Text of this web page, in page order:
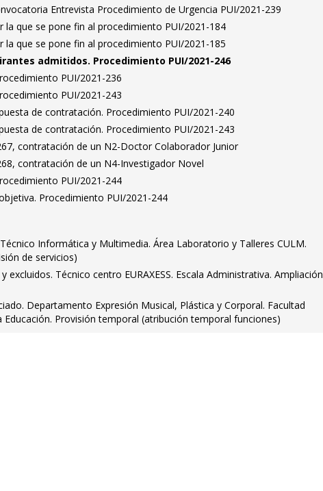
Entrevista Procedimiento de Urgencia PUI/2021-239
la que se pone fin al procedimiento PUI/2021-184
la que se pone fin al procedimiento PUI/2021-185
admitidos. Procedimiento PUI/2021-246
PUI/2021-236
PUI/2021-243
de contratación. Procedimiento PUI/2021-240
de contratación. Procedimiento PUI/2021-243
contratación de un N2-Doctor Colaborador Junior
contratación de un N4-Investigador Novel
PUI/2021-244
Procedimiento PUI/2021-244
Informática y Multimedia. Área Laboratorio y Talleres CULM.
de servicios)
excluidos. Técnico centro EURAXESS. Escala Administrativa. Ampliación
Departamento Expresión Musical, Plástica y Corporal. Facultad
Educación. Provisión temporal (atribución temporal funciones)